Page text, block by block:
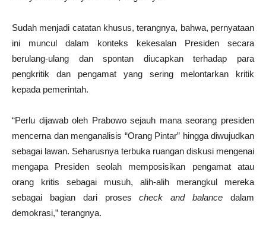
Sudah menjadi catatan khusus, terangnya, bahwa, pernyataan
ini muncul dalam konteks kekesalan Presiden secara
berulang-ulang dan spontan diucapkan terhadap para
pengkritik dan pengamat yang sering melontarkan kritik
kepada pemerintah.
“Perlu dijawab oleh Prabowo sejauh mana seorang presiden
mencerna dan menganalisis “Orang Pintar” hingga diwujudkan
sebagai lawan. Seharusnya terbuka ruangan diskusi mengenai
mengapa Presiden seolah memposisikan pengamat atau
orang kritis sebagai musuh, alih-alih merangkul mereka
sebagai bagian dari prosescheck and balance dalam
demokrasi,” terangnya.